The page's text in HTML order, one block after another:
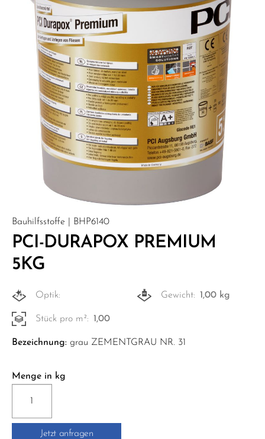
Bauhilfsstoffe | BHP6140
PCI-DURAPOX PREMIUM
5KG
Optik: Gewicht: 1,00 kg
Stück pro m²: 1,00
Bezeichnung: grau ZEMENTGRAU NR. 31
Menge in kg
DURAPOX
PREMIUM
Jetzt anfragen